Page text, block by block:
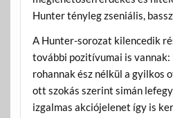
Hunter tényleg zseniális,
A Hunter-sorozat kilencedik
további pozitívumai is vannak:
rohannak ész nélkül a gyilkos
ott szokás szerint simán
izgalmas akciójelenet így is